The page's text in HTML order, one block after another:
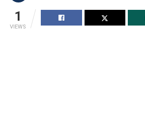
1
VIEWS